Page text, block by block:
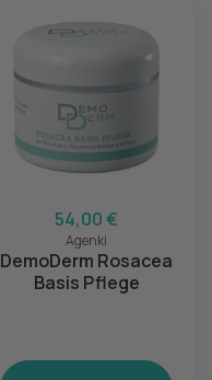
54,00 €
Agenki
DemoDerm Rosacea
Basis Pflege